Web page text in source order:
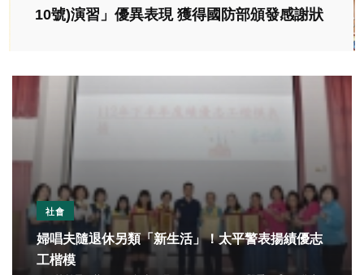
10號)演習」優異表現 獲得國防部頒發感謝狀
社會
婦唱夫隨退休另類「新生活」！太平警表揚績優志
工楷模